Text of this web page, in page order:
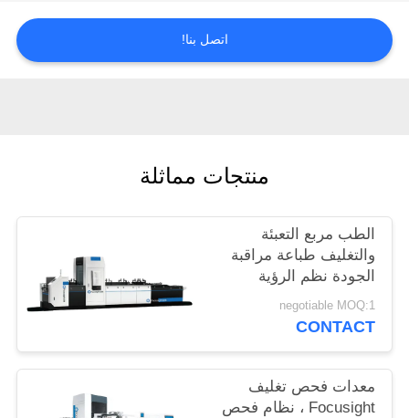
اطلب
اقتباس
PRIVACY
POLICY
اتصل بنا!
منتجات مماثلة
الطب مربع التعبئة
والتغليف طباعة مراقبة
الجودة نظم الرؤية
Shark-500 Model
negotiable MOQ:1
CONTACT
معدات فحص تغليف
Focusight ، نظام فحص